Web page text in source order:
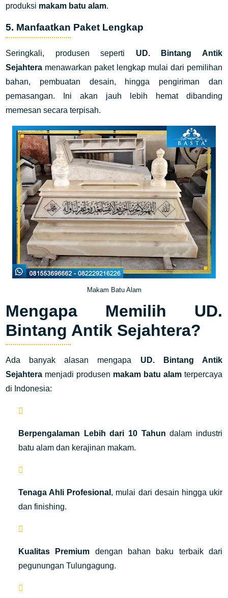
produksi makam batu alam.
5. Manfaatkan Paket Lengkap
Seringkali, produsen seperti UD. Bintang Antik
Sejahtera menawarkan paket lengkap mulai dari pemilihan
bahan, pembuatan desain, hingga pengiriman dan
pemasangan. Ini akan jauh lebih hemat dibanding
memesan secara terpisah.
Makam Batu Alam
Mengapa Memilih UD.
Bintang Antik Sejahtera?
Ada banyak alasan mengapa UD. Bintang Antik
Sejahtera menjadi produsen makam batu alamterpercaya
di Indonesia:
Berpengalaman Lebih dari 10 Tahun dalam industri
batu alam dan kerajinan makam.
Tenaga Ahli Profesional , mulai dari desain hingga ukir
dan finishing.
Kualitas Premium dengan bahan baku terbaik dari
pegunungan Tulungagung.